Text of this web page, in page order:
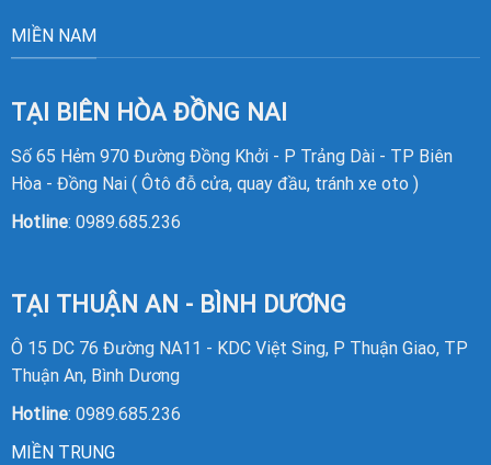
MIỀN NAM
TẠI BIÊN HÒA ĐỒNG NAI
Số 65 Hẻm 970 Đường Đồng Khởi - P Trảng Dài - TP Biên
Hòa - Đồng Nai ( Ôtô đỗ cửa, quay đầu, tránh xe oto )
Hotline: 0989.685.236
TẠI THUẬN AN - BÌNH DƯƠNG
Ô 15 DC 76 Đường NA11 - KDC Việt Sing, P Thuận Giao, TP
Thuận An, Bình Dương
Hotline: 0989.685.236
MIỀN TRUNG